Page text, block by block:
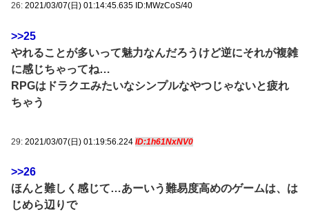
26: 2021/03/07(日) 01:14:45.635 ID:MWzCoS/40
>>25
やれることが多いって魅力なんだろうけど逆にそれが複雑
に感じちゃってね…
RPGはドラクエみたいなシンプルなやつじゃないと疲れ
ちゃう
29: 2021/03/07(日) 01:19:56.224 ID:1h61NxNV0
>>26
ほんと難しく感じて…あーいう難易度高めのゲームは、は
じめら辺りで